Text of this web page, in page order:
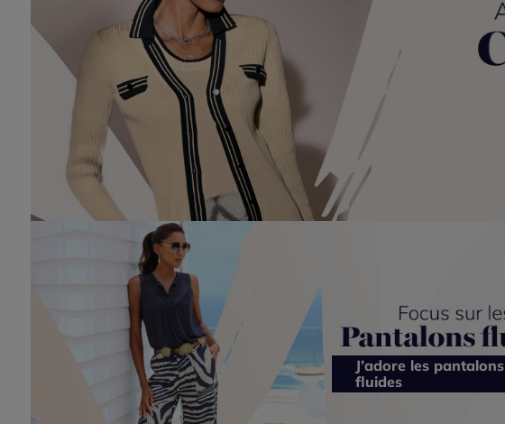
J’adore les pantalons
fluides